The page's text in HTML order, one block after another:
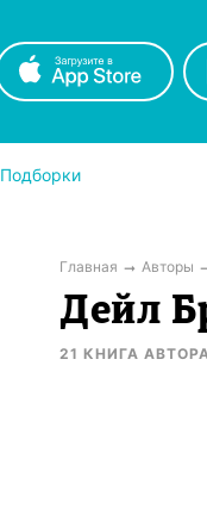
Подборки
Главная Авторы
Дейл
21 КНИГА